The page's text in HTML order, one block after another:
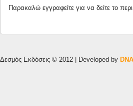
Vestibulum
Est. Proin
Παρακαλώ εγγραφείτε για να δείτε το
Δεσμός Εκδόσεις © 2012 | Developed by